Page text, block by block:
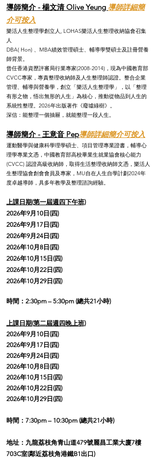
導師簡介 - 楊文清 Olive Yeung 導師詳細簡
介可按入
​樂活人生整理學創立人, LOHAS樂活人生整理收納協會召集
人
DBA( Hon) 、MBA績效管理碩士、輔導學雙碩士及註冊營養
師背景。
曾任香港資歷評審局行業專家(2008-2014)，現為中國教育部
CVCC專家，專責整理收納師及人生整理師認證。整合企業
管理、輔導與營養學，創立「樂活人生整理學」，以「整理
有形之物，悟出無形的人生」為核心，推動從物品到人生的
系統性整理。2026年出版著作《廢墟綠樹》。
深信：能整理一個抽屜，就能整理一段人生。
導師簡介 - 王意音 Pep導師詳細簡介可按入
運動醫學與健康科學理學碩士、項目管理專業證書，輔導心
理學專業文憑，中國教育部高校畢業生就業協會核心能力
(CVCC) 認證高級收納師，取得生活整理收納師文憑，樂活人
生整理協會創會會員及專家，MU自在人生自學計劃2024年
度卓越導師，具多年教學及整理諮詢經驗。​
上課日期(第一屆週四下午班)
2026年9月10日(四)
2026年9月17日(四)
2026年9月24日(四)
2026年10月8日(四)
2026年10月15日(四)
2026年10月22日(四)
2026年10月29日(四)
時間：2:30pm – 5:30pm (總共21小時)
上課日期(第二屆週四晚上班)
2026年9月10日(四)
2026年9月17日(四)
2026年9月24日(四)
2026年10月8日(四)
2026年10月15日(四)
2026年10月22日(四)
2026年10月29日(四)
時間：7:30pm – 10:30pm (總共21小時)
地址： 九龍荔枝角青山道479號麗昌工業大廈7樓
703C室(鄰近荔枝角港鐵B1出口)